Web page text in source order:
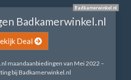
Badkamerwinkel.nl
Badkamerwinkel.nl
Deal
maandaanbiedingen van Mei 2022 –
bij Badkamerwinkel.nl